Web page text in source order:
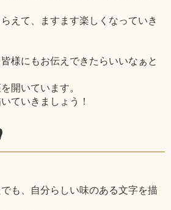
えて、ますます楽しくなっていき
様にもお伝えできたらいいなぁと
開いています。
ていきましょう！
も、自分らしい味のある文字を描